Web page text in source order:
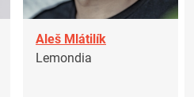
Aleš Mlátilík
Lemondia